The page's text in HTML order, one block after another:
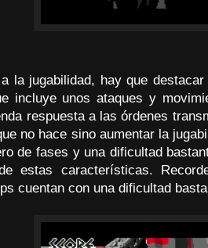
la jugabilidad, hay que
incluye unos ataques y
respuesta a las órdenes
no hace sino aumentar la
de fases y una dificultad
estas características.
cuentan con una dificultad